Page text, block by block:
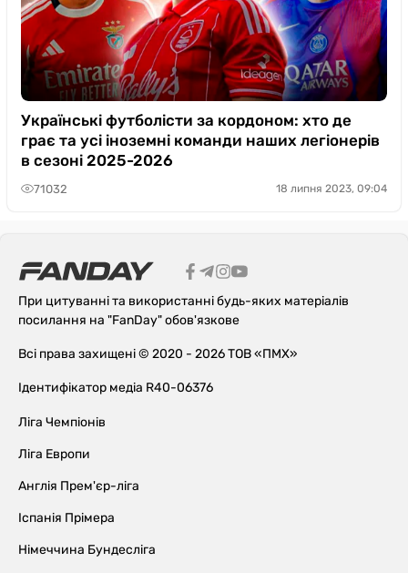
Українські футболісти за кордоном: хто де
грає та усі іноземні команди наших легіонерів
в сезоні 2025-2026
71032 18 липня 2023, 09:04
При цитуванні та використанні будь-яких матеріалів
посилання на "FanDay" обов'язкове
Всі права захищені © 2020 - 2026 ТОВ «ПМХ»
Ідентифікатор медіа R40-06376
Ліга Чемпіонів
Ліга Европи
Англія Прем'єр-ліга
Іспанія Прімера
Німеччина Бундесліга